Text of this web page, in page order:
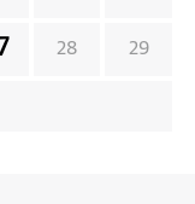
28 29